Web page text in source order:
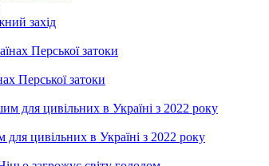
захід
Перської затоки
цивільних в Україні з 2022 року